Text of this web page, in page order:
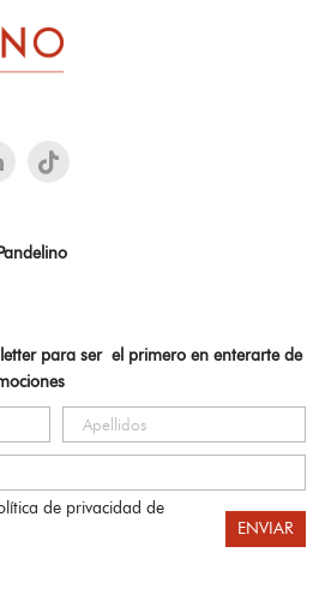
para ser el primero en enterarte de
de privacidad de
ENVIAR